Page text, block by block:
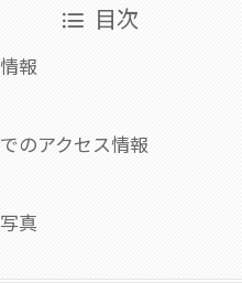
目次
報
のアクセス情報
真